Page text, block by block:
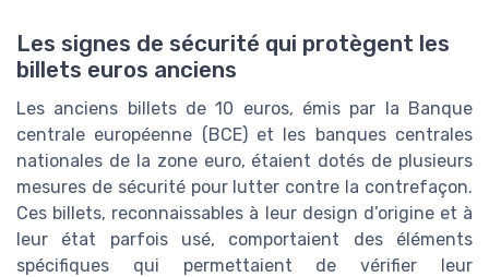
Les signes de sécurité qui protègent les
billets euros anciens
Les anciens billets de 10 euros, émis par la Banque
centrale européenne (BCE) et les banques centrales
nationales de la zone euro, étaient dotés de plusieurs
mesures de sécurité pour lutter contre la contrefaçon.
Ces billets, reconnaissables à leur design d’origine et à
leur état parfois usé, comportaient des éléments
spécifiques qui permettaient de vérifier leur